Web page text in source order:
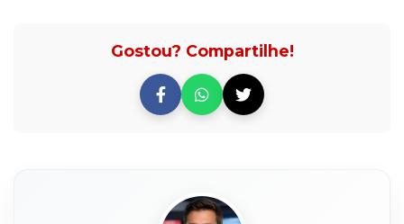
Gostou? Compartilhe!